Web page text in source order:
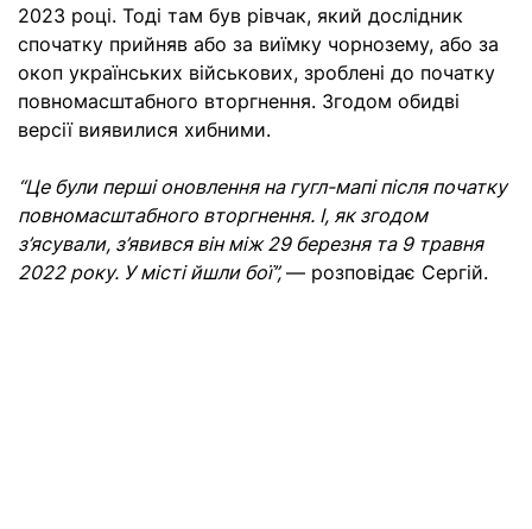
2023 році. Тоді там був рівчак, який дослідник
спочатку прийняв або за виїмку чорнозему, або за
окоп українських військових, зроблені до початку
повномасштабного вторгнення. Згодом обидві
версії виявилися хибними.
“Це були перші оновлення на гугл-мапі після початку
повномасштабного вторгнення. І, як згодом
з’ясували, з’явився він між 29 березня та 9 травня
2022 року. У місті йшли бої”, — розповідає Сергій.